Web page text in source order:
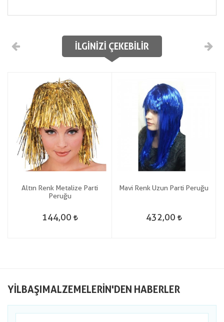
İLGINIZI ÇEKEBILIR
Altın Renk Metalize Parti
Peruğu
144,00
Mavi Renk Uzun Parti Peruğu
432,00
YILBAŞIMALZEMELERIN'DEN HABERLER